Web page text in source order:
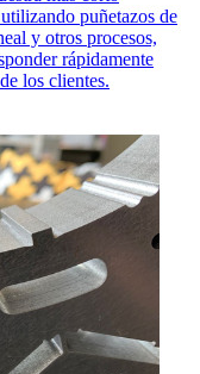
puñetazos de
y otros procesos,
rápidamente
los clientes.